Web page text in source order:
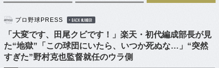
プロ野球PRESS BACK NUMBER
「大変です、田尾クビです！」楽天・初代編成部長が見
た“地獄”「この球団にいたら、いつか死ぬな…」“突然
すぎた”野村克也監督就任のウラ側